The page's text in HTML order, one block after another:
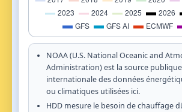
NOAA (U.S. National Oceanic and
Administration) est la source
internationale des données
ou climatiques utilisées ici.
HDD mesure le besoin de chauffage